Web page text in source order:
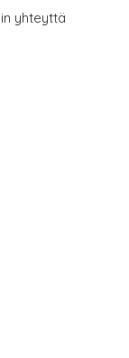
yhteyttä